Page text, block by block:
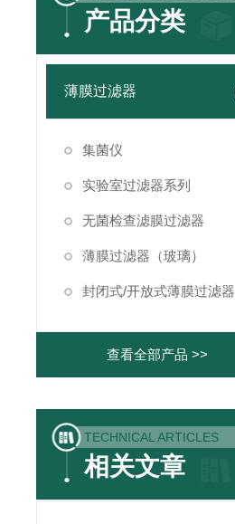
产品分类
薄膜过滤器
集菌仪
实验室过滤器系列
无菌检查滤膜过滤器
薄膜过滤器（玻璃）
封闭式/开放式薄膜过滤器
查看全部产品 >>
TECHNICAL ARTICLES
相关文章